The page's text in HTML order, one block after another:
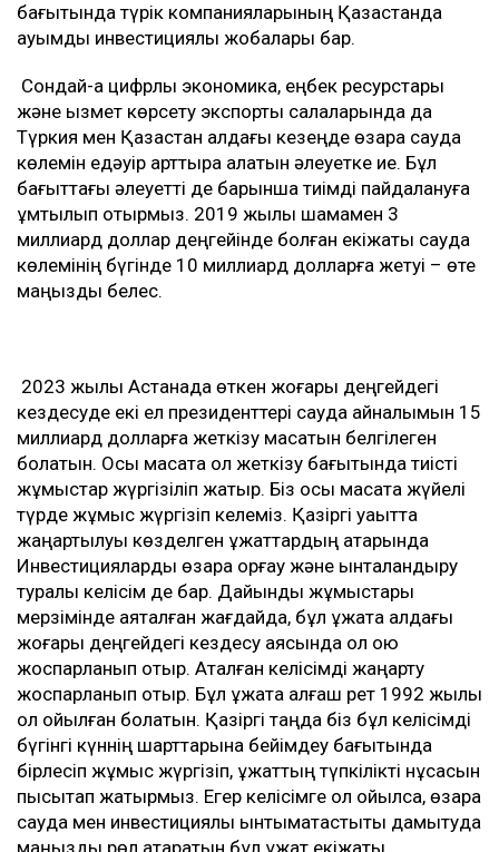
бағытында түрік компанияларының Қазақстанда
ауқымды инвестициялық жобалары бар.
Сондай-ақ цифрлық экономика, еңбек ресурстары
және қызмет көрсету экспорты салаларында да
Түркия мен Қазақстан алдағы кезеңде өзара сауда
көлемін едәуір арттыра алатын әлеуетке ие. Бұл
бағыттағы әлеуетті де барынша тиімді пайдалануға
ұмтылып отырмыз. 2019 жылы шамамен 3
миллиард доллар деңгейінде болған екіжақты сауда
көлемінің бүгінде 10 миллиард долларға жетуі – өте
маңызды белес.
2023 жылы Астанада өткен жоғары деңгейдегі
кездесуде екі ел президенттері сауда айналымын 15
миллиард долларға жеткізу мақсатын белгілеген
болатын. Осы мақсатқа қол жеткізу бағытында тиісті
жұмыстар жүргізіліп жатыр. Біз осы мақсатқа жүйелі
түрде жұмыс жүргізіп келеміз. Қазіргі уақытта
жаңартылуы көзделген құжаттардың қатарында
Инвестицияларды өзара қорғау және ынталандыру
туралы келісім де бар. Дайындық жұмыстары
мерзімінде аяқталған жағдайда, бұл құжатқа алдағы
жоғары деңгейдегі кездесу аясында қол қою
жоспарланып отыр. Аталған келісімді жаңарту
жоспарланып отыр. Бұл құжатқа алғаш рет 1992 жылы
қол қойылған болатын. Қазіргі таңда біз бұл келісімді
бүгінгі күннің шарттарына бейімдеу бағытында
бірлесіп жұмыс жүргізіп, құжаттың түпкілікті нұсқасын
пысықтап жатырмыз. Егер келісімге қол қойылса, өзара
сауда мен инвестициялық ынтымақтастықты дамытуда